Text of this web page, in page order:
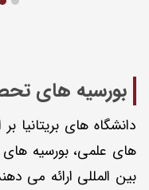
بورسیه های
دانشگاه های
های علمی، بورسیه
بین المللی ارائه می